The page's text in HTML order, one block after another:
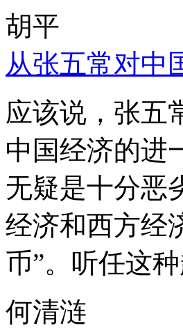
胡平
从张五常对中
应该说，张五
中国经济的进
无疑是十分恶
经济和西方经
币”。听任这
何清涟